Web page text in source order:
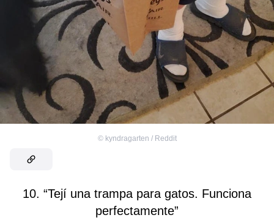
© kyndragarten / Reddit
10. “Tejí una trampa para gatos. Funciona
perfectamente”